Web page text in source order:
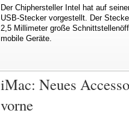
Der Chiphersteller Intel hat auf
USB-Stecker vorgestellt. Der
2,5 Millimeter große
mobile Geräte.
iMac: Neues
vorne